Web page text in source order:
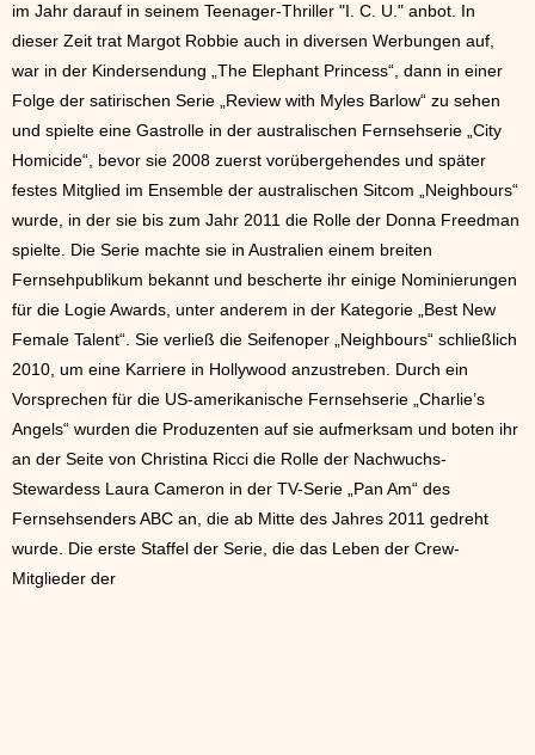
im Jahr darauf in seinem Teenager-Thriller "I. C. U." anbot. In
dieser Zeit trat Margot Robbie auch in diversen Werbungen auf,
war in der Kindersendung „The Elephant Princess“, dann in einer
Folge der satirischen Serie „Review with Myles Barlow“ zu sehen
und spielte eine Gastrolle in der australischen Fernsehserie „City
Homicide“, bevor sie 2008 zuerst vorübergehendes und später
festes Mitglied im Ensemble der australischen Sitcom „Neighbours“
wurde, in der sie bis zum Jahr 2011 die Rolle der Donna Freedman
spielte. Die Serie machte sie in Australien einem breiten
Fernsehpublikum bekannt und bescherte ihr einige Nominierungen
für die Logie Awards, unter anderem in der Kategorie „Best New
Female Talent“. Sie verließ die Seifenoper „Neighbours“ schließlich
2010, um eine Karriere in Hollywood anzustreben. Durch ein
Vorsprechen für die US-amerikanische Fernsehserie „Charlie’s
Angels“ wurden die Produzenten auf sie aufmerksam und boten ihr
an der Seite von Christina Ricci die Rolle der Nachwuchs-
Stewardess Laura Cameron in der TV-Serie „Pan Am“ des
Fernsehsenders ABC an, die ab Mitte des Jahres 2011 gedreht
wurde. Die erste Staffel der Serie, die das Leben der Crew-
Mitglieder der